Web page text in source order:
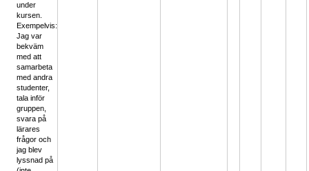
under
kursen.
Exempelvis:
Jag var
bekväm
med att
samarbeta
med andra
studenter,
tala inför
gruppen,
svara på
lärares
frågor och
jag blev
lyssnad på